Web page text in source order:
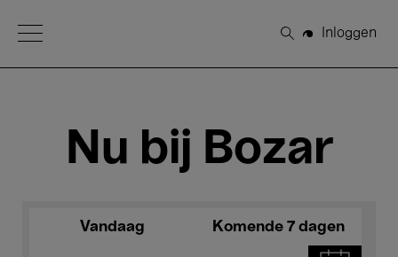
Open Menu
Zoeken
Inloggen
Nu bij Bozar
Vandaag Komende 7 dagen